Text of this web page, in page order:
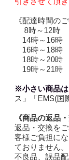
《配達時間のご
8時～12時
14時～16時
16時～18時
18時～20時
19時～21時
※小さい商品は
ス」「EMS(国
《商品の返品
返品・交換を
客様ご負担に
ておりません。
不良品、誤品